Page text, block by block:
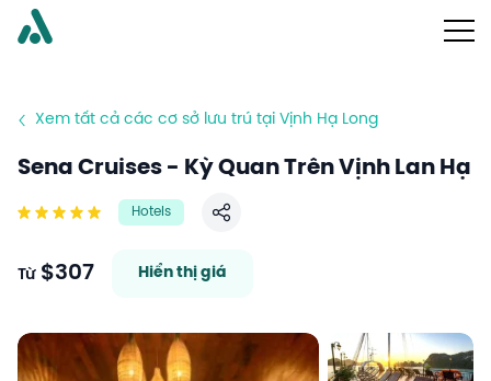
Xem tất cả các cơ sở lưu trú tại Vịnh Hạ Long
Sena Cruises - Kỳ Quan Trên Vịnh Lan Hạ
Hotels
Chia sẻ
Từ$307 Hiển thị giá